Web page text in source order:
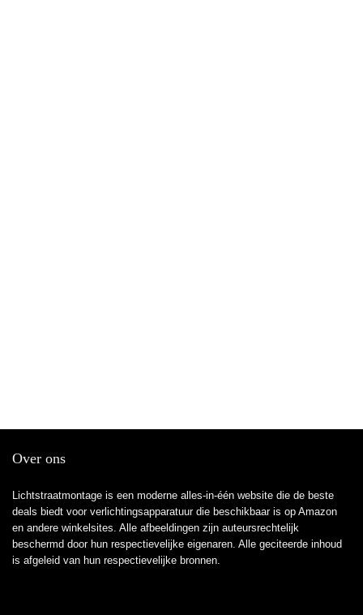
Over ons
Lichtstraatmontage is een moderne alles-in-één website die de beste
deals biedt voor verlichtingsapparatuur die beschikbaar is op Amazon
en andere winkelsites. Alle afbeeldingen zijn auteursrechtelijk
beschermd door hun respectievelijke eigenaren. Alle geciteerde inhoud
is afgeleid van hun respectievelijke bronnen.